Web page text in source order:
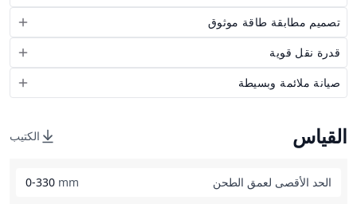
تصميم مطابقة طاقة موثوق
قدرة نقل قوية
صيانة ملائمة وبسيطة
القياس الكتيب
الحد الأقصى لعمق الطحن 0-330 mm